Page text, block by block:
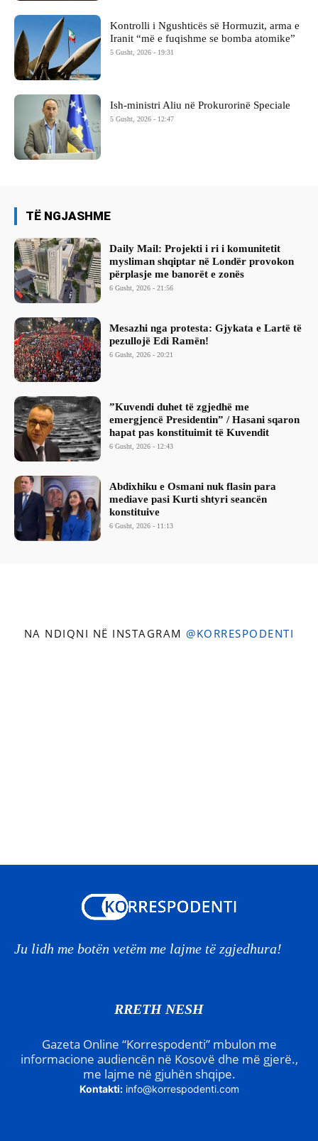
Kontrolli i Ngushticës së Hormuzit, arma e
Iranit “më e fuqishme se bomba atomike”
5 Gusht, 2026 - 19:31
Ish-ministri ​Aliu në Prokurorinë Speciale
5 Gusht, 2026 - 12:47
TË NGJASHME
Daily Mail: Projekti i ri i komunitetit
mysliman shqiptar në Londër provokon
përplasje me banorët e zonës
6 Gusht, 2026 - 21:56
Mesazhi nga protesta: Gjykata e Lartë të
pezullojë Edi Ramën!
6 Gusht, 2026 - 20:21
​”Kuvendi duhet të zgjedhë me
emergjencë Presidentin” / Hasani sqaron
hapat pas konstituimit të Kuvendit
6 Gusht, 2026 - 12:43
Abdixhiku e Osmani nuk flasin para
mediave pasi Kurti shtyri seancën
konstituive
6 Gusht, 2026 - 11:13
NA NDIQNI NË INSTAGRAM @KORRESPODENTI
Ju lidh me botën vetëm me lajme të zgjedhura!
RRETH NESH
Gazeta Online “Korrespodenti” mbulon me
informacione audiencën në Kosovë dhe më gjerë.,
me lajme në gjuhën shqipe.
Kontakti: info@korrespodenti.com